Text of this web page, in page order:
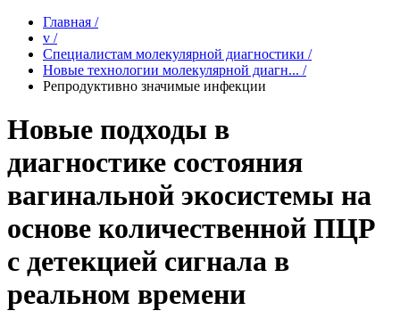
Главная /
v /
Специалистам молекулярной диагностики /
Новые технологии молекулярной диагн... /
Репродуктивно значимые инфекции
Новые подходы в
диагностике состояния
вагинальной экосистемы на
основе количественной ПЦР
с детекцией сигнала в
реальном времени